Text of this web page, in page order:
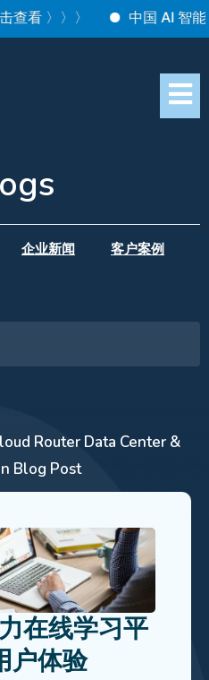
看 〉〉〉 中国 AI 智能体
企业新闻 客户案例
Router Data Center &
Blog Post
在线学习平
户体验